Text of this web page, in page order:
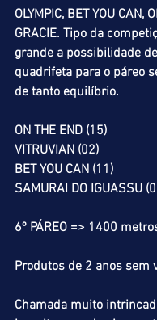
OLYMPIC, BET YOU CAN,
GRACIE. Tipo da
grande a possibilidade
quadrifeta para o páreo
de tanto equilíbrio.
ON THE END (15)
VITRUVIAN (02)
BET YOU CAN (11)
SAMURAI DO IGUASSU
6º PÁREO => 1400
Produtos de 2 anos sem
Chamada muito